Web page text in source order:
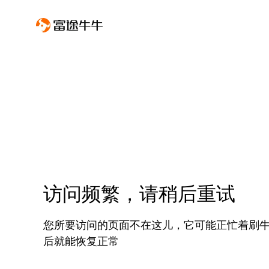
访问频繁，请稍后重试
您所要访问的页面不在这儿，它可能正忙着刷
后就能恢复正常